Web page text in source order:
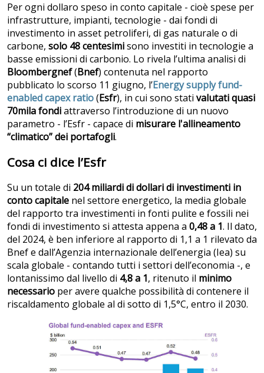
Per ogni dollaro speso in conto capitale - cioè spese per
infrastrutture, impianti, tecnologie - dai fondi di
investimento in asset petroliferi, di gas naturale o di
carbone, solo 48 centesimisono investiti in tecnologie a
basse emissioni di carbonio. Lo rivela l’ultima analisi di
Bloombergnef(Bnef) contenuta nel rapporto
pubblicato lo scorso 11 giugno, l’Energy supply fund-
enabled capex ratio(Esfr), in cui sono stati valutati quasi
70mila fondiattraverso l’introduzione di un nuovo
parametro - l’Esfr - capace di misurare l'allineamento
“climatico” dei portafogli.
Cosa ci dice l’Esfr
Su un totale di 204 miliardi di dollari di investimenti in
conto capitale nel settore energetico, la media globale
del rapporto tra investimenti in fonti pulite e fossili nei
fondi di investimento si attesta appena a 0,48 a 1. Il dato,
del 2024, è ben inferiore al rapporto di 1,1 a 1 rilevato da
Bnef e dall’Agenzia internazionale dell’energia (Iea) su
scala globale - contando tutti i settori dell’economia -, e
lontanissimo dal livello di 4,8 a 1, ritenuto il minimo
necessario per avere qualche possibilità di contenere il
riscaldamento globale al di sotto di 1,5°C, entro il 2030.